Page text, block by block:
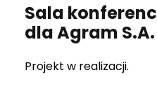
Sala
dla Agram S.A.
Projekt w realizacji.